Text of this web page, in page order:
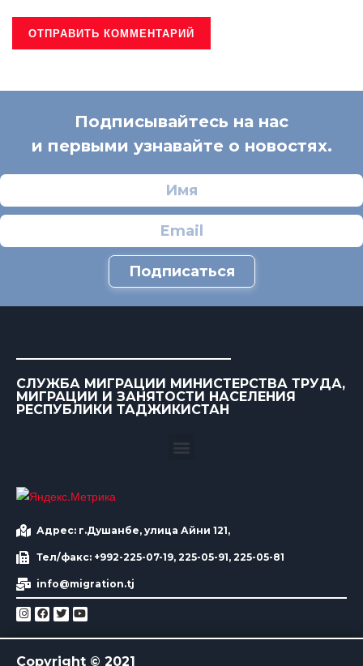
Подписывайтесь на нас
и первыми узнавайте о новостях.
Подписаться
СЛУЖБА МИГРАЦИИ МИНИСТЕРСТВА ТРУДА,
МИГРАЦИИ И ЗАНЯТОСТИ НАСЕЛЕНИЯ
РЕСПУБЛИКИ ТАДЖИКИСТАН
Адрес: г.Душанбе, улица Айни 121,
Тел/факс: +992-225-07-19, 225-05-91, 225-05-81
info@migration.tj
Copyright © 2021